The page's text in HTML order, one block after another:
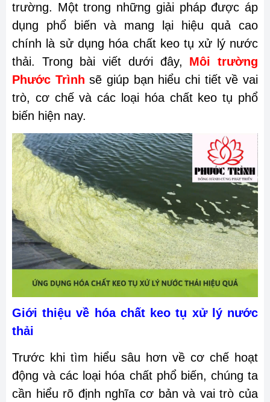
trường. Một trong những giải pháp được áp
dụng phổ biến và mang lại hiệu quả cao
chính là sử dụng hóa chất keo tụ xử lý nước
thải. Trong bài viết dưới đây, Môi trường
Phước Trình sẽ giúp bạn hiểu chi tiết về vai
trò, cơ chế và các loại hóa chất keo tụ phổ
biến hiện nay.
Giới thiệu về hóa chất keo tụ xử lý nước
thải
Trước khi tìm hiểu sâu hơn về cơ chế hoạt
động và các loại hóa chất phổ biến, chúng ta
cần hiểu rõ định nghĩa cơ bản và vai trò của